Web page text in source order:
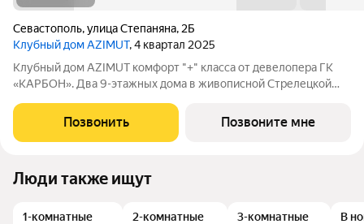
Севастополь,улица Степаняна, 2Б
Клубный дом AZIMUT, 4 квартал 2025
Клубный дом AZIMUT комфорт "+" класса от девелопера ГК
«КАРБОН». Два 9-этажных дома в живописной Стрелецкой
близость к морю! В пешей доступности: набережная и пляжи с
выходом в открытое моря
Позвонить Позвоните мне
Люди также ищут
1-комнатные 2-комнатные 3-комнатные В